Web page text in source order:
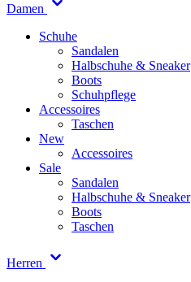
Damen
Schuhe
Sandalen
Halbschuhe & Sneaker
Boots
Schuhpflege
Accessoires
Taschen
New
Accessoires
Sale
Sandalen
Halbschuhe & Sneaker
Boots
Taschen
Herren